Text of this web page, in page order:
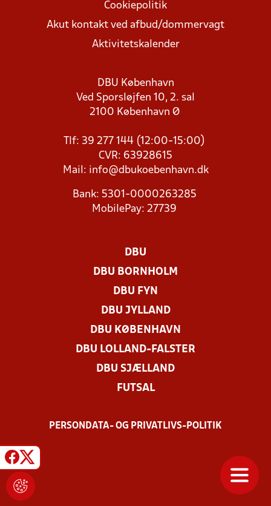
Cookiepolitik
Akut kontakt ved afbud/dommervagt
Aktivitetskalender
DBU København
Ved Sporsløjfen 10, 2. sal
2100 København Ø
Tlf: 39 277 144 (12:00-15:00)
CVR: 63928615
Mail: info@dbukoebenhavn.dk
Bank: 5301-0000263285
MobilePay: 27739
DBU
DBU BORNHOLM
DBU FYN
DBU JYLLAND
DBU KØBENHAVN
DBU LOLLAND-FALSTER
DBU SJÆLLAND
FUTSAL
PERSONDATA- OG PRIVATLIVS-POLITIK